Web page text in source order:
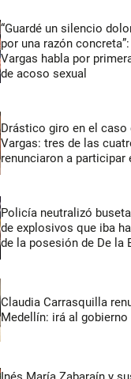
“Guardé un silencio
por una razón
Vargas habla por
de acoso sexual
Drástico giro en el caso
Vargas: tres de las
renunciaron a participar
Policía neutralizó
de explosivos que iba
de la posesión de De la
Claudia Carrasquilla
Medellín: irá al gobierno